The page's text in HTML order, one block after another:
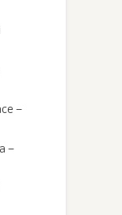
–
–